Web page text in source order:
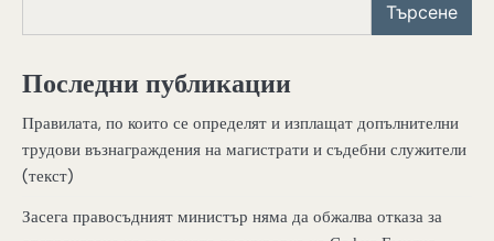
Търсене
Последни публикации
Правилата, по които се определят и изплащат допълнителни
трудови възнаграждения на магистрати и съдебни служители
(текст)
Засега правосъдният министър няма да обжалва отказа за